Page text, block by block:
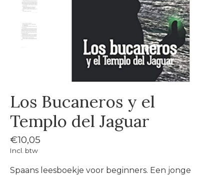
Los Bucaneros y el
Templo del Jaguar
€10,05
Incl. btw
Spaans leesboekje voor beginners. Een jonge